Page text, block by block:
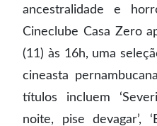
ancestralidade e
Cineclube Casa Zero
(11) às 16h, uma
cineasta
títulos incluem
noite, pise devagar’,